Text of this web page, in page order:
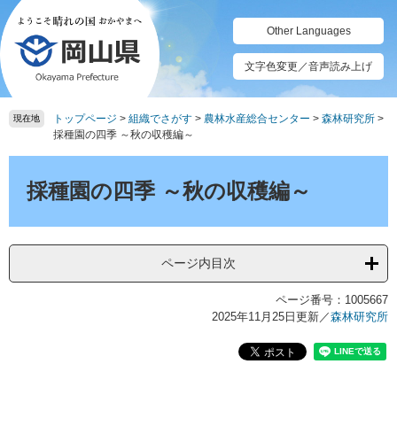
ペ
ー
ジ
の
先
頭
メ
ニ
ュ
ー
を
飛
て
Other Languages
文字色変更／音声読み上げ
現在地 トップページ > 組織でさがす > 農林水産総合センター > 森林研究所 >
採種園の四季 ～秋の収穫編～
採種園の四季 ～秋の収穫編～
ページ内目次
ページ番号：1005667
2025年11月25日更新／森林研究所